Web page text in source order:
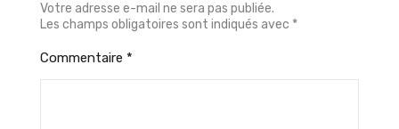
Votre adresse e-mail ne sera pas publiée.
Les champs obligatoires sont indiqués avec *
Commentaire *